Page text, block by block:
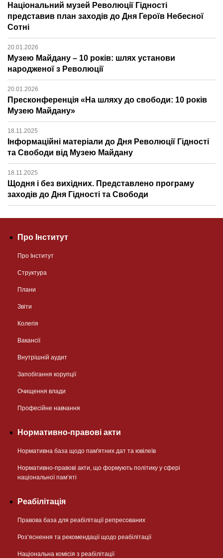
Національний музей Революції Гідності
представив план заходів до Дня Героїв Небесної
Сотні
20.01.2026
Музею Майдану – 10 років: шлях установи
народженої з Революції
20.01.2026
Пресконференція «На шляху до свободи: 10 років
Музею Майдану»
18.11.2025
Інформаційні матеріали до Дня Революції Гідності
та Свободи від Музею Майдану
18.11.2025
Щодня і без вихідних. Представлено програму
заходів до Дня Гідності та Свободи
Про Інститут
Про Інститут
Структура
Плани
Звіти
Колегія
Вакансії
Внутрішній аудит
Запобігання корупції
Очищення влади
Професійне навчання
Нормативно-правові акти
Нормативна база щодо пам'ятних дат та ювілеїв
Нормативно-правові акти, що формують політику у сфері
національної памʼяті
Реабілітація
Правова база для реабілітації репресованих
Розʼяснення та рекомендації щодо реабілітації
Національна комісія з реабілітації